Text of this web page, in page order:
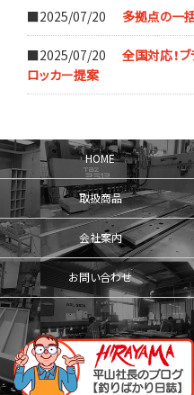
■2025/07/20 多拠点の一
■2025/07/20
全国対応！
ロッカー提案
HOME
取扱商品
会社案内
お問い合わせ